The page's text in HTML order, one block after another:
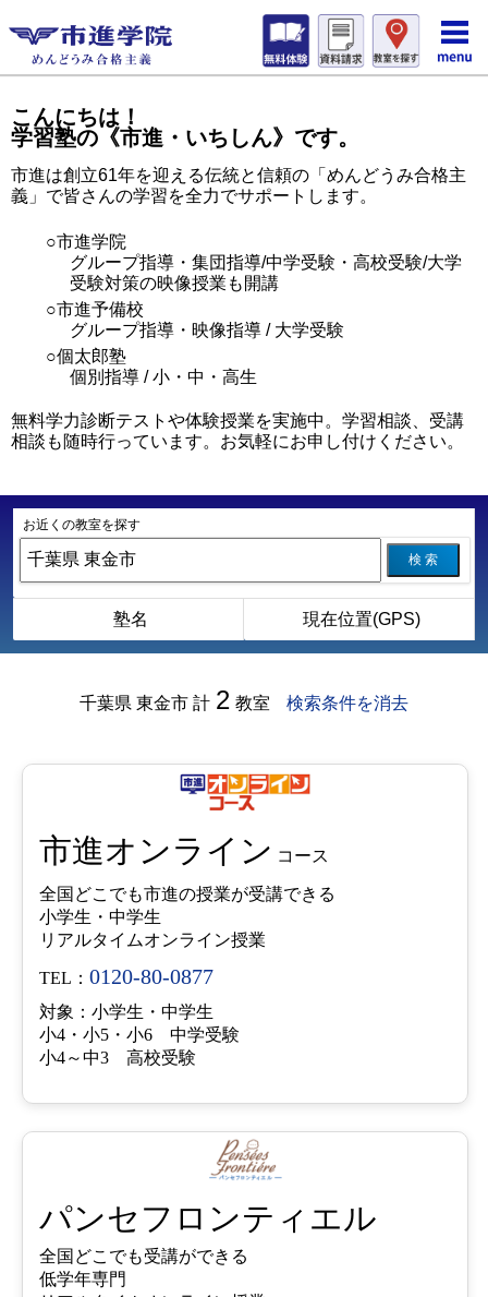
こんにちは！
学習塾の《市進・いちしん》です。
市進は創立61年を迎える伝統と信頼の「めんどうみ合格主
義」で皆さんの学習を全力でサポートします。
○市進学院
グループ指導・集団指導/中学受験・高校受験/大学
受験対策の映像授業も開講
○市進予備校
グループ指導・映像指導 / 大学受験
○個太郎塾
個別指導 / 小・中・高生
無料学力診断テストや体験授業を実施中。学習相談、受講
相談も随時行っています。お気軽にお申し付けください。
お近くの教室を探す
検 索
塾名 現在位置(GPS)
千葉県 東金市 計 2 教室 検索条件を消去
市進オンライン コース
全国どこでも市進の授業が受講できる
小学生・中学生
リアルタイムオンライン授業
TEL： 0120-80-0877
対象：小学生・中学生
小4・小5・小6 中学受験
小4～中3 高校受験
パンセフロンティエル
全国どこでも受講ができる
低学年専門